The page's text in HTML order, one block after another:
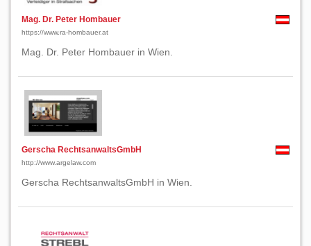
Mag. Dr. Peter Hombauer
https://www.ra-hombauer.at
Mag. Dr. Peter Hombauer in Wien.
Gerscha RechtsanwaltsGmbH
http://www.argelaw.com
Gerscha RechtsanwaltsGmbH in Wien.